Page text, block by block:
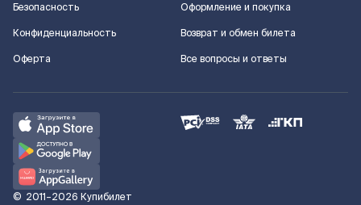
Безопасность
Конфиденциальность
Оферта
Оформление и покупка
Возврат и обмен билета
Все вопросы и ответы
© 2011–2026 Купибилет